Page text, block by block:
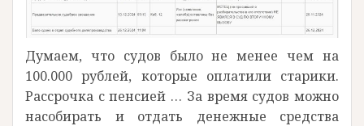
Думаем, что судов было не менее чем на
100.000 рублей, которые оплатили старики.
Рассрочка с пенсией … За время судов можно
насобирать и отдать денежные средства